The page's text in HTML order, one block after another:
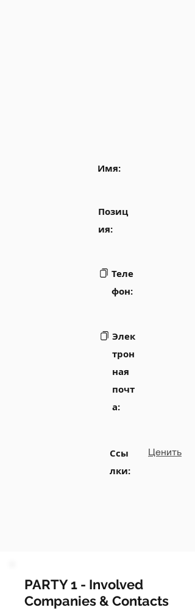
Имя:
Позиц
ия:
Теле
фон:
Элек
трон
ная
почт
а:
Ссы
лки:
Ценить
PARTY 1 - Involved
Companies & Contacts